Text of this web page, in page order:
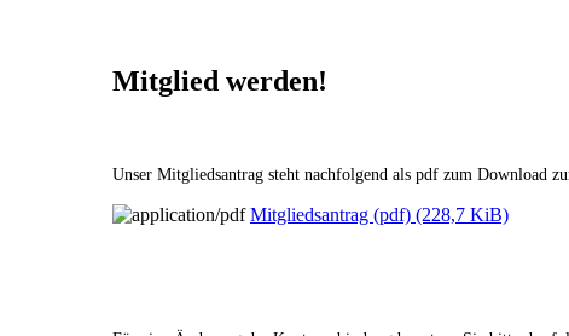
Mitglied werden!
Unser Mitgliedsantrag steht nachfolgend als pdf zum Download
Mitgliedsantrag (pdf) (228,7 KiB)